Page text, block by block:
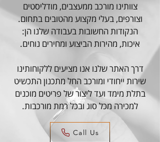
צוותינו מורכב ממעצבים, מודליסטים
וצורפים, בעלי מקצוע מהטובים בתחום.
הנקודות החשובות בעבודה שלנו הן:
איכות, מהירות הביצוע ומחירים נוחים.
דרך האתר שלנו אנו מציעים ללקוחותינו
שירות ייחודי ומורכב החל מתכנון התכשיט
בתלת מימד ועד ליצור של פריטים מוכנים
למכירה מכל סוג ובכל רמת מורכבות.
Call Us